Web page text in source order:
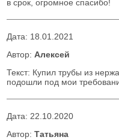
в срок, огромное спасибо!
Дата: 18.01.2021
Автор:Алексей
Текст: Купил трубы из
подошли под мои
Дата: 22.10.2020
Автор:Татьяна